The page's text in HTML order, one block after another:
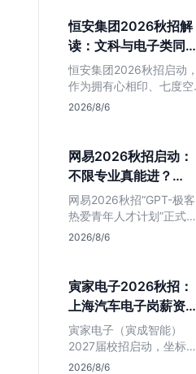
想接触项目全流程的应届
生，追求大厂光环者慎
投。
恒安集团2026秋招解
读：文科与电子类同学
的稳妥选择？
恒安集团2026秋招启动，
作为拥有心相印、七度空
间等国民品牌的快消巨
生项目，明确文商科主攻
品牌营销、理工科侧重技
术支持的岗位逻辑，客观
分析传统制造业薪资平稳
但平台扎实的特点，助应
届生快速判断投递价值。
2026/8/6
网易2026秋招启动：
不限专业真能进？
GPT-极客计划解读
网易2026秋招“GPT-极客
热爱青年人才计划”正式开
启，主打不限专业与学
划、算法），分析非科班
同学的投递机会与真实门
槛，帮你判断是否值得
投。
2026/8/6
寅家电子2026秋招：
上海汽车电子岗薪资与
岗位全解析
寅家电子（寅成智能）
2027届校招启动，坐标上
海。本文解析百人规模汽
2026/8/6